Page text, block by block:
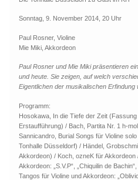
Sonntag, 9. November 2014, 20 Uhr
Paul Rosner, Violine
Mie Miki, Akkordeon
Paul Rosner und Mie Miki präsentieren
und heute. Sie zeigen, auf welch
Eigentlichen der musikalischen Erfindung
Programm:
Hosokawa, In die Tiefe der Zeit
Erstaufführung) / Bach, Partita Nr. 1 h-
Sannicandro, Burial Songs für Violine
Tonhalle Düsseldorf) / Händel,
Akkordeon) / Koch, ozneK für Akkordeon
Akkordeon: „S.V.P“, „Chiquilin de
Tangos für Violine und Akkordeon: